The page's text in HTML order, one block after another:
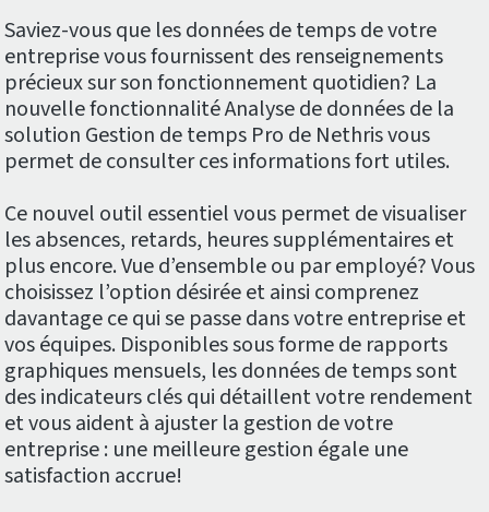
Saviez-vous que les données de temps de votre
entreprise vous fournissent des renseignements
précieux sur son fonctionnement quotidien? La
nouvelle fonctionnalité Analyse de données de la
solution Gestion de temps Pro de Nethris vous
permet de consulter ces informations fort utiles.
Ce nouvel outil essentiel vous permet de visualiser
les absences, retards, heures supplémentaires et
plus encore. Vue d’ensemble ou par employé? Vous
choisissez l’option désirée et ainsi comprenez
davantage ce qui se passe dans votre entreprise et
vos équipes. Disponibles sous forme de rapports
graphiques mensuels, les données de temps sont
des indicateurs clés qui détaillent votre rendement
et vous aident à ajuster la gestion de votre
entreprise : une meilleure gestion égale une
satisfaction accrue!